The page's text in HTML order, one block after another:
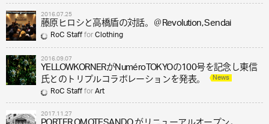
2016.07.25
藤原ヒロシと高橋盾の対話。＠Revolution, Sendai
RoC StaffforClothing
2016.09.07
YELLOWKORNERがNuméroTOKYOの100号を記念し東信
氏とのトリプルコラボレーションを発表。 News
RoC StaffforArt
2017.11.27